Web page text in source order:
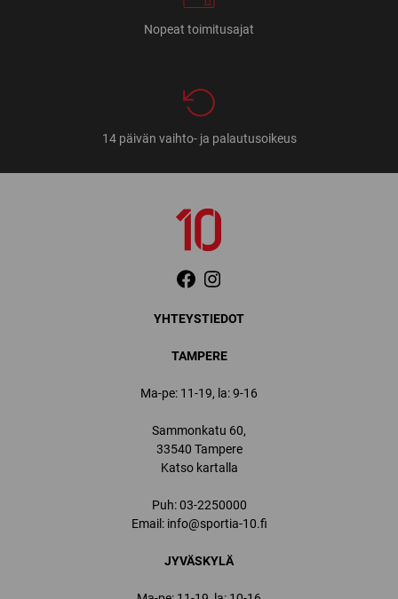
Nopeat toimitusajat
14 päivän vaihto- ja palautusoikeus
YHTEYSTIEDOT
TAMPERE
Ma-pe: 11-19, la: 9-16
Sammonkatu 60,
33540 Tampere
Katso kartalla
Puh:03-2250000
Email: info@sportia-10.fi
JYVÄSKYLÄ